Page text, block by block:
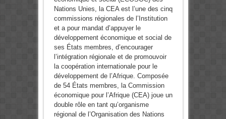
Nations Unies, la CEA est l’une des cinq
commissions régionales de l’Institution
et a pour mandat d’appuyer le
développement économique et social de
ses États membres, d’encourager
l’intégration régionale et de promouvoir
la coopération internationale pour le
développement de l’Afrique. Composée
de 54 États membres, la Commission
économique pour l’Afrique (CEA) joue un
double rôle en tant qu’organisme
régional de l’Organisation des Nations